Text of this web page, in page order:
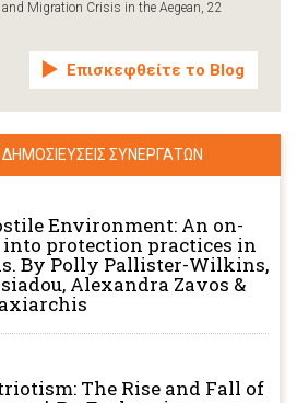
and Migration Crisis in the Aegean, 22
Επισκεφθείτε το Blog
ΔΗΜΟΣΙΕΥΣΕΙΣ ΣΥΝΕΡΓΑΤΩΝ
Environment: An on-
protection practices in
By Polly Pallister-Wilkins,
Alexandra Zavos &
The Rise and Fall of